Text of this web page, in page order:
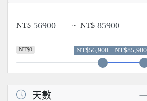
NT$ ~ NT$
NT$0 NT$56,900 - NT$85,900
天數